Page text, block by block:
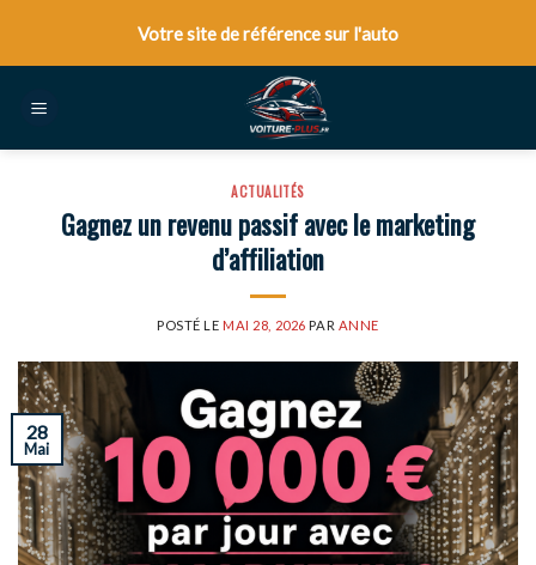
content
Votre site de référence sur l'auto
ACTUALITÉS
Gagnez un revenu passif avec le marketing
d’affiliation
POSTÉ LEMAI 28, 2026 PAR ANNE
28
Mai